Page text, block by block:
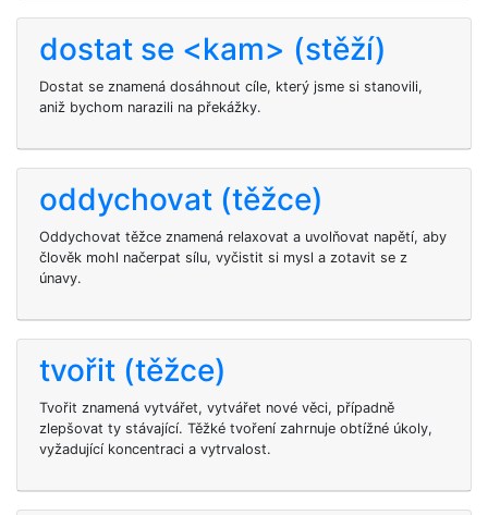
dostat se <kam> (stěží)
Dostat se znamená dosáhnout cíle, který jsme si stanovili,
aniž bychom narazili na překážky.
oddychovat (těžce)
Oddychovat těžce znamená relaxovat a uvolňovat napětí, aby
člověk mohl načerpat sílu, vyčistit si mysl a zotavit se z
únavy.
tvořit (těžce)
Tvořit znamená vytvářet, vytvářet nové věci, případně
zlepšovat ty stávající. Těžké tvoření zahrnuje obtížné úkoly,
vyžadující koncentraci a vytrvalost.